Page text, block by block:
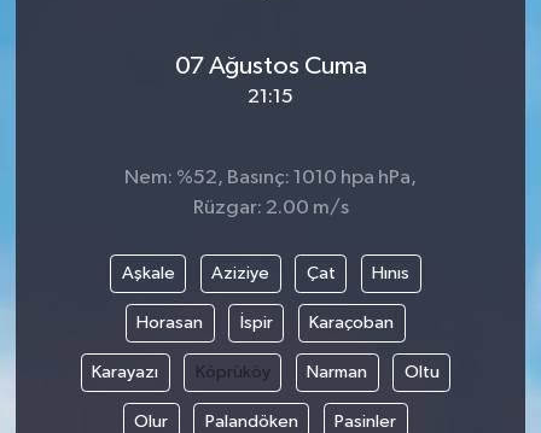
07 Ağustos Cuma
21:15
Nem: %52, Basınç: 1010 hpa hPa,
Rüzgar: 2.00 m/s
Aşkale Aziziye Çat Hınıs
Horasan İspir Karaçoban
Karayazı Köprüköy Narman Oltu
Olur Palandöken Pasinler